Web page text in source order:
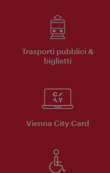
Trasporti pubblici &
biglietti
Vienna City Card